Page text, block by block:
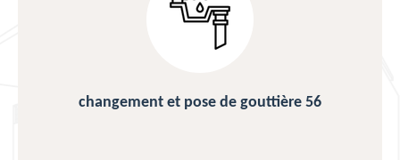
changement et pose de gouttière 56